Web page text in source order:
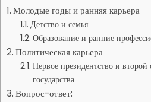
Молодые годы и ранняя карьера
Детство и семья
Образование и ранние
Политическая карьера
Первое президентство и второй
государства
Вопрос-ответ: